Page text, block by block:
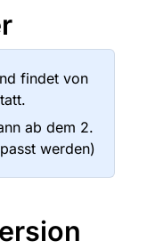
Die Schulung dauert 4 Tage und findet von
ab dem 2.
werden)